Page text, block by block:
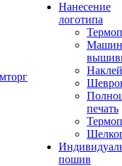
Нанесение
логотипа
печать
пошив